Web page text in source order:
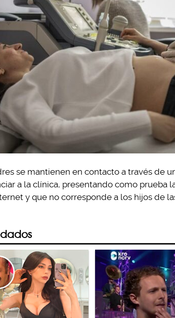
se mantienen en contacto a través de
a la clínica, presentando como prueba
y que no corresponde a los hijos de